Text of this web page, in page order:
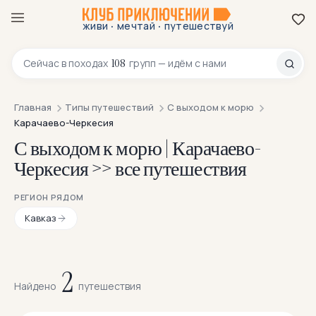
живи · мечтай · путешествуй
Сейчас в походах 108 групп — идём с нами
8 800 200-70-23
Главная Типы путешествий
С выходом к морю
Карачаево-Черкесия
С выходом к морю | Карачаево-
Черкесия >> все путешествия
РЕГИОН РЯДОМ
Кавказ
Найдено 2 путешествия